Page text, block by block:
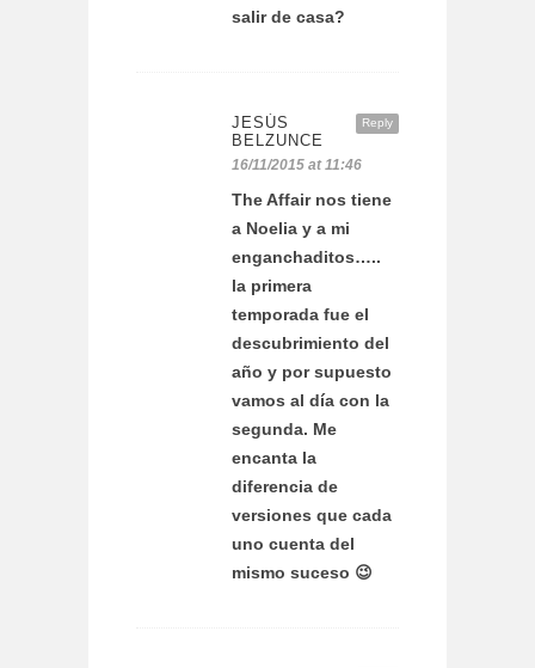
salir de casa?
Reply
JESÚS
BELZUNCE
16/11/2015 at 11:46
The Affair nos tiene
a Noelia y a mi
enganchaditos…..
la primera
temporada fue el
descubrimiento del
año y por supuesto
vamos al día con la
segunda. Me
encanta la
diferencia de
versiones que cada
uno cuenta del
mismo suceso 😉